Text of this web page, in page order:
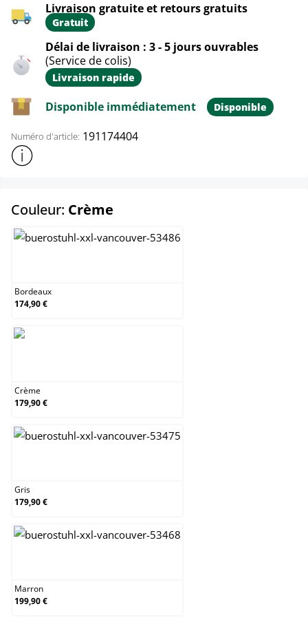
Livraison gratuite et retours gratuits
Gratuit
Délai de livraison : 3 - 5 jours ouvrables
(Service de colis)
Livraison rapide
Disponible immédiatement Disponible
Numéro d'article: 191174404
Afficher plus d'informations sur le produit
Couleur: Crème
Bordeaux
174,90 €
Crème
179,90 €
Gris
179,90 €
Marron
199,90 €